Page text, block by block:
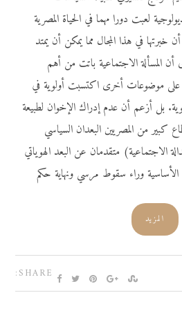
لعبت دورا مهما في الحياة المصرية
خبرتها في هذا المجال مما يمكن أن يمتد
المسألة الاجتماعية باتت من أهم
على موضوعات أخرى اكتسبت أولوية في
بل أزعم أن عدم إدراك الإخوان لطبيعة
كبير من المصريين البعدان السياسي
الاجتماعية) متقدمان عن البعد الهوياتي
وراء سقوط مرسي ونهاية حكم
المزيد
SHARE: